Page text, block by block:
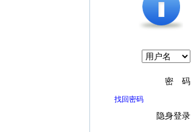
密 码
找回密码
隐身登录